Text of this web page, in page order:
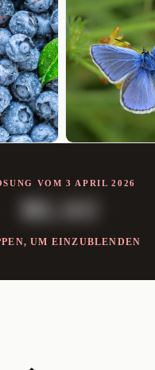
VOM 3 APRIL 2026
BLAU
UM EINZUBLENDEN